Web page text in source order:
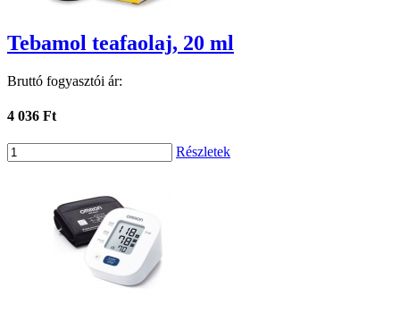
Tebamol teafaolaj, 20 ml
Bruttó fogyasztói ár:
4 036 Ft
Részletek